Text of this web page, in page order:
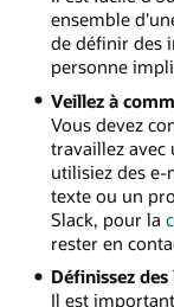
ensemble
de définir des
personne
Veillez à
Vous devez
travaillez avec
utilisiez des e-
texte ou un
Slack, pour la
rester en
Définissez
Il est